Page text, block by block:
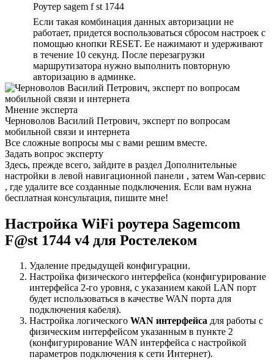
Роутер sagem f st 1744
Если такая комбинация данных авторизации не
работает, придется воспользоваться сбросом настроек с
помощью кнопки RESET. Ее нажимают и удерживают
в течение 10 секунд. После перезагрузки
маршрутизатора нужно выполнить повторную
авторизацию в админке.
Мнение эксперта
Черноволов Василий Петрович, эксперт по вопросам
мобильной связи и интернета
Все сложные вопросы мы с вами решим вместе.
Задать вопрос эксперту
Здесь, прежде всего, зайдите в раздел Дополнительные
настройки в левой навигационной панели , затем Wan-сервис
, где удалите все созданные подключения. Если вам нужна
бесплатная консультация, пишите мне!
Настройка WiFi роутера Sagemcom
F@st 1744 v4 для Ростелеком
Удаление предыдущей конфигурации.
Настройка физического интерфейса (конфигурирование
интерфейса 2-го уровня, с указанием какой LAN порт
будет использоваться в качестве WAN порта для
подключения кабеля).
Настройка логического WAN интерфейса для работы с
физическим интерфейсом указанным в пункте 2
(конфигурирование WAN интерфейса с настройкой
параметров подключения к сети Интернет).